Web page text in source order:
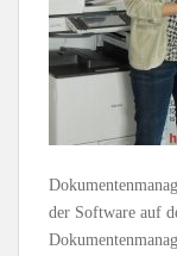
der Software auf